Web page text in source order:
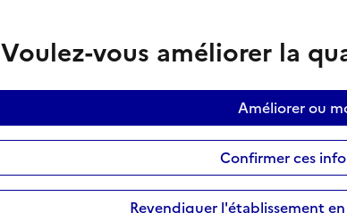
Voulez-vous améliorer la
Améliorer ou
Confirmer ces
Revendiquer l'établissement